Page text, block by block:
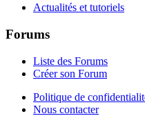
Actualités et tutoriels
Forums
Liste des Forums
Créer son Forum
Politique de
Nous contacter